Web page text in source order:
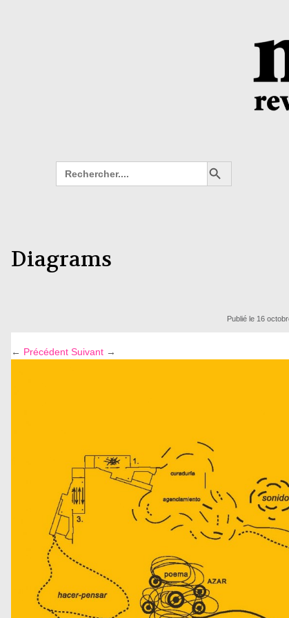
Search
for:
Search Button
Diagrams
Publié le 16
← Précédent Suivant →